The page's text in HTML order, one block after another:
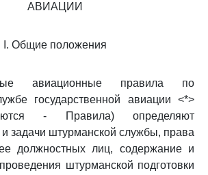
АВИАЦИИ
I. Общие положения
авиационные правила по
государственной авиации <*>
- Правила) определяют
задачи штурманской службы, права
должностных лиц, содержание и
штурманской подготовки